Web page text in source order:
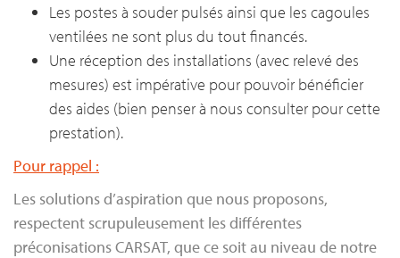
Les postes à souder pulsés ainsi que les cagoules
ventilées ne sont plus du tout financés.
Une réception des installations (avec relevé des
mesures) est impérative pour pouvoir bénéficier
des aides (bien penser à nous consulter pour cette
prestation).
Pour rappel :
Les solutions d’aspiration que nous proposons,
respectent scrupuleusement les différentes
préconisations CARSAT, que ce soit au niveau de notre